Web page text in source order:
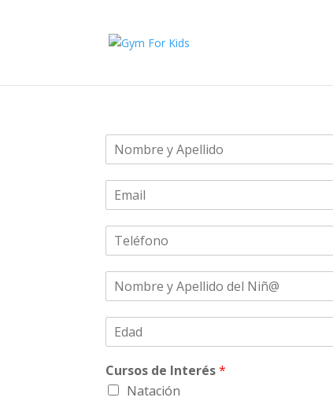
Cursos de Interés*
Natación